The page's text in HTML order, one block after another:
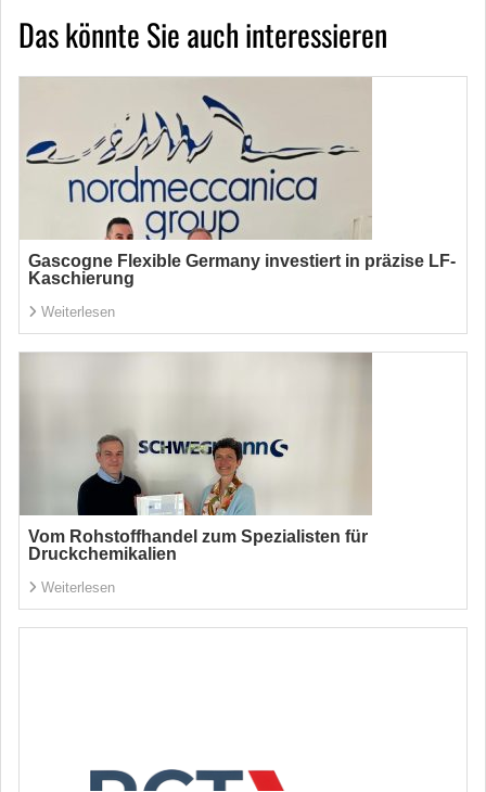
Das könnte Sie auch interessieren
Gascogne Flexible Germany investiert in präzise LF-
Kaschierung
Weiterlesen
Vom Rohstoffhandel zum Spezialisten für
Druckchemikalien
Weiterlesen